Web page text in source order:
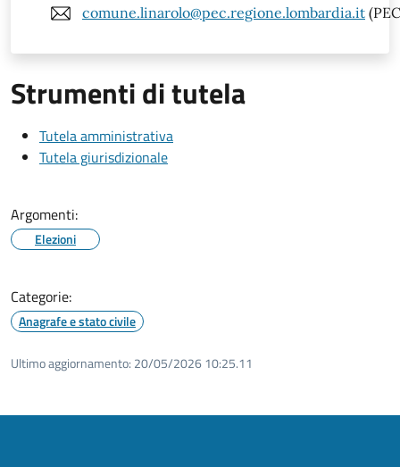
comune.linarolo@pec.regione.lombardia.it
Strumenti di tutela
Tutela amministrativa
Tutela giurisdizionale
Argomenti:
Elezioni
Categorie:
Anagrafe e stato civile
Ultimo aggiornamento: 20/05/2026 10:25.11